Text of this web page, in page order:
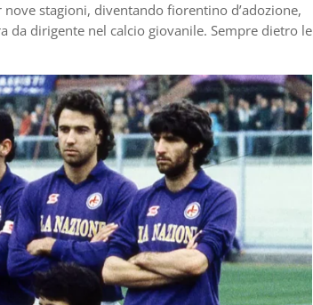
stagioni, diventando fiorentino d’adozione,
da dirigente nel calcio giovanile. Sempre dietro le